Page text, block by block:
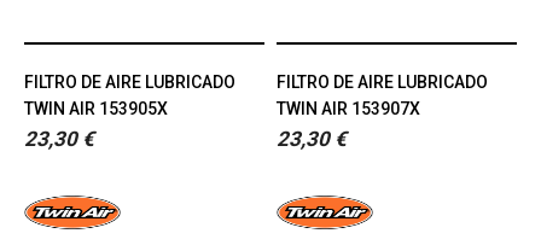
FILTRO DE AIRE LUBRICADO
TWIN AIR 153905X
23,30 €
FILTRO DE AIRE LUBRICADO
TWIN AIR 153907X
23,30 €